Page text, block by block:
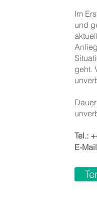
Im
und
geht.
Tel.:
E-